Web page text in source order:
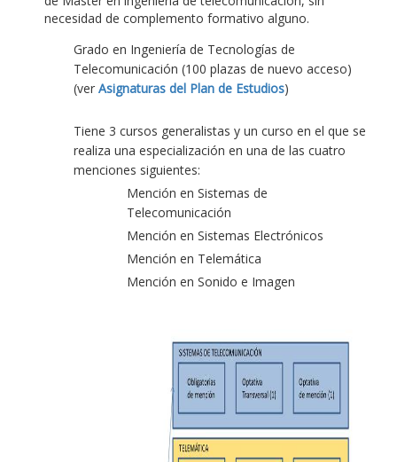
necesidad de complemento formativo alguno.
Grado en Ingeniería de Tecnologías de
Telecomunicación (100 plazas de nuevo acceso)
(ver Asignaturas del Plan de Estudios)
Tiene 3 cursos generalistas y un curso en el que se
realiza una especialización en una de las cuatro
menciones siguientes:
Mención en Sistemas de
Telecomunicación
Mención en Sistemas Electrónicos
Mención en Telemática
Mención en Sonido e Imagen